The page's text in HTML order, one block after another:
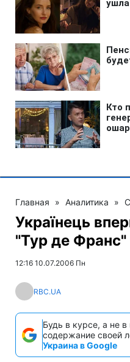
Главная » Аналитика »
Українець
"Тур де Франс"
12:16 10.07.2006 Пн
RBC.UA
Будь в курсе, а не
содержание своей
Украина в Google